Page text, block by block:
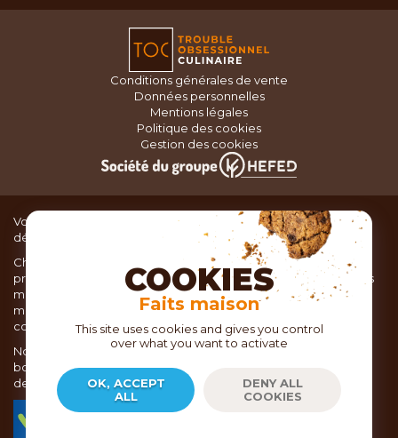
Conditions générales de vente
Données personnelles
Mentions légales
Politique des cookies
Gestion des cookies
Vous recherchez du matériel de cuisine pour concocter de
délicieux plats ou des pâtisseries dignes d’un grand chef ?
Chez TOC, boutique d’ustensiles de cuisine, nous vous
proposons une large sélection de produits issus des meilleures
marques de matériel de cuisine: Ustensiles de pâtisserie,
matériel de cuisson, service de table, ustensiles de cuisine,
coutellerie, set picnic.
Nous vous réservons un accueil chaleureux au sein de nos 21
boutiques, mais vous trouverez également tout votre matériel
de cuisine en ligne sur notre site internet toc.fr
COOKIES
Faits maison
This site uses cookies and gives you control
over what you want to activate
OK, ACCEPT
ALL
DENY ALL
COOKIES